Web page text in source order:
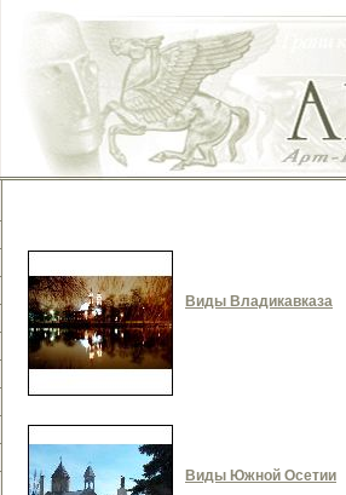
Виды Владикавказа
Виды Южной Осетии